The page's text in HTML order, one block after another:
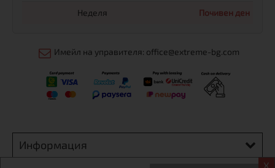
X
Неделя Почивен ден
Имейл на управителя: office@extreme-bg.com
Информация